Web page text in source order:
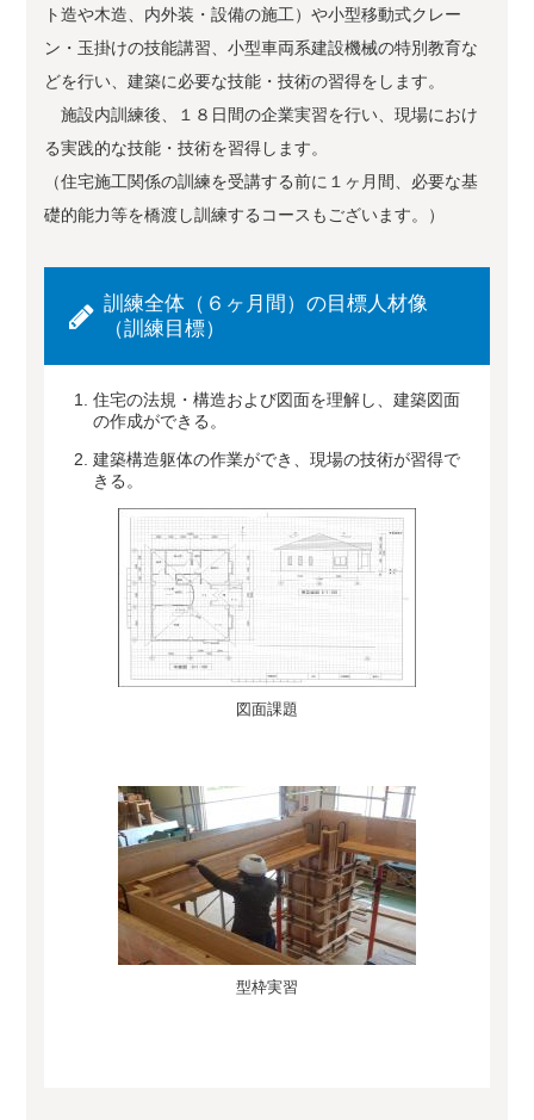
ト造や木造、内外装・設備の施工）や小型移動式クレー
ン・玉掛けの技能講習、小型車両系建設機械の特別教育な
どを行い、建築に必要な技能・技術の習得をします。
施設内訓練後、１８日間の企業実習を行い、現場におけ
る実践的な技能・技術を習得します。
（住宅施工関係の訓練を受講する前に１ヶ月間、必要な基
礎的能力等を橋渡し訓練するコースもございます。）
訓練全体（６ヶ月間）の目標人材像
（訓練目標）
住宅の法規・構造および図面を理解し、建築図面
の作成ができる。
建築構造躯体の作業ができ、現場の技術が習得で
きる。
図面課題
型枠実習